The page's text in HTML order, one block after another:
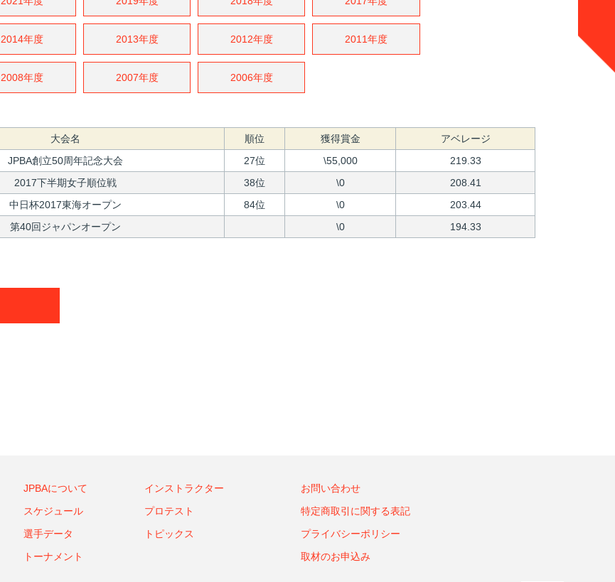
2014年度 2013年度 2012年度 2011年度
2008年度 2007年度 2006年度
大会名 順位 獲得賞金
アベレージ
JPBA創立50周年記念大会 27位 \55,000
219.33
2017下半期女子順位戦 38位 \0
208.41
中日杯2017東海オープン 84位 \0
203.44
第40回ジャパンオープン \0 194.33
JPBAについて
スケジュール
選手データ
トーナメント
インストラクター
プロテスト
トピックス
お問い合わせ
特定商取引に関する表記
プライバシーポリシー
取材のお申込み